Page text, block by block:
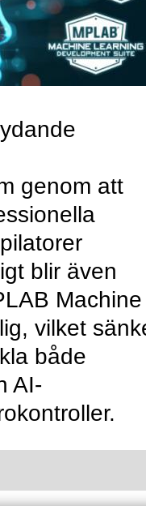
genom att
blir även
Machine
vilket
både
AI-